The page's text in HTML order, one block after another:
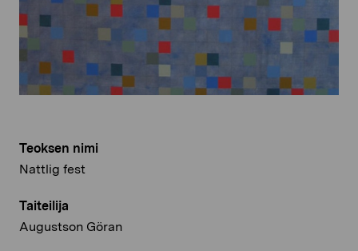
Teoksen nimi
Nattlig fest
Taiteilija
Augustson Göran